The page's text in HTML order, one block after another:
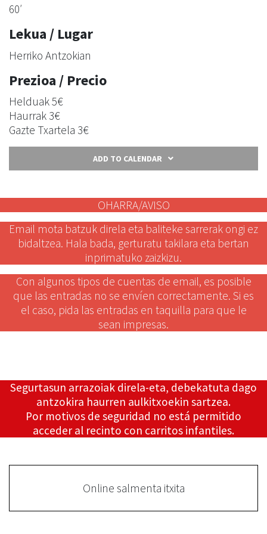
60′
Lekua / Lugar
Herriko Antzokian
Prezioa / Precio
Helduak 5€
Haurrak 3€
Gazte Txartela 3€
ADD TO CALENDAR
OHARRA/AVISO
Email mota batzuk direla eta baliteke sarrerak ongi ez
bidaltzea. Hala bada, gerturatu takilara eta bertan
inprimatuko zaizkizu.
Con algunos tipos de cuentas de email, es posible
que las entradas no se envíen correctamente. Si es
el caso, pida las entradas en taquilla para que le
sean impresas.
Segurtasun arrazoiak direla-eta, debekatuta dago
antzokira haurren aulkitxoekin sartzea.
Por motivos de seguridad no está permitido
acceder al recinto con carritos infantiles.
Online salmenta itxita